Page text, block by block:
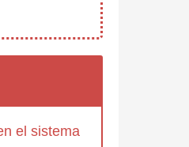
el sistema